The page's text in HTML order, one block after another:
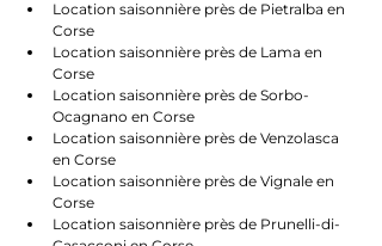
Location saisonnière près de Pietralba en
Corse
Location saisonnière près de Lama en
Corse
Location saisonnière près de Sorbo-
Ocagnano en Corse
Location saisonnière près de Venzolasca
en Corse
Location saisonnière près de Vignale en
Corse
Location saisonnière près de Prunelli-di-